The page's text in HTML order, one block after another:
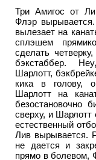
Три Амигос от
Флэр
вылезает на
сплэшем
сделать
бэкстаббер.
Шарлотт,
кика в голову,
Шарлотт на
безостановочно
сверху, и Шарлотт
естественный
Лив вырывается.
не дается и
прямо в болевом,